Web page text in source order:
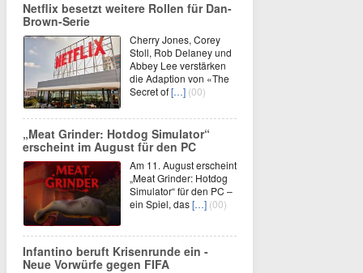
Netflix besetzt weitere Rollen für Dan-
Brown-Serie
Cherry Jones, Corey
Stoll, Rob Delaney und
Abbey Lee verstärken
die Adaption von «The
Secret of[…] (00)
„Meat Grinder: Hotdog Simulator“
erscheint im August für den PC
Am 11. August erscheint
„Meat Grinder: Hotdog
Simulator“ für den PC –
ein Spiel, das[…] (00)
Infantino beruft Krisenrunde ein -
Neue Vorwürfe gegen FIFA